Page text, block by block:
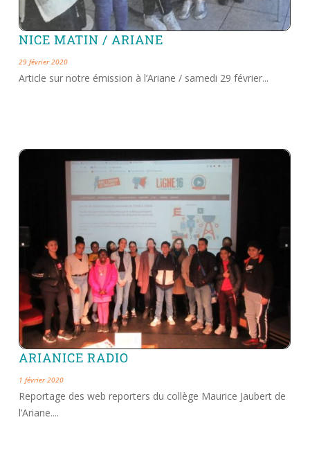
NICE MATIN / ARIANE
29 février 2020
Article sur notre émission à l’Ariane / samedi 29 février...
ARIANICE RADIO
1 février 2020
Reportage des web reporters du collège Maurice Jaubert de
l’Ariane....